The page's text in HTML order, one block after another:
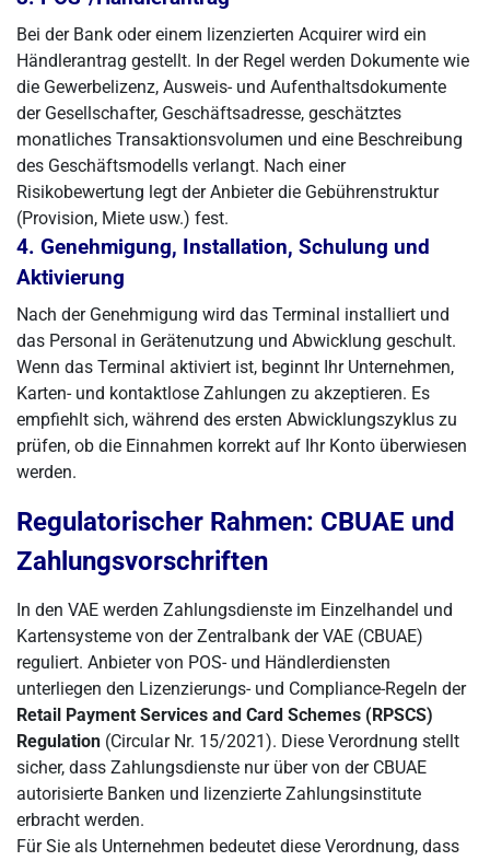
Bei der Bank oder einem lizenzierten Acquirer wird ein
Händlerantrag gestellt. In der Regel werden Dokumente wie
die Gewerbelizenz, Ausweis- und Aufenthaltsdokumente
der Gesellschafter, Geschäftsadresse, geschätztes
monatliches Transaktionsvolumen und eine Beschreibung
des Geschäftsmodells verlangt. Nach einer
Risikobewertung legt der Anbieter die Gebührenstruktur
(Provision, Miete usw.) fest.
4. Genehmigung, Installation, Schulung und
Aktivierung
Nach der Genehmigung wird das Terminal installiert und
das Personal in Gerätenutzung und Abwicklung geschult.
Wenn das Terminal aktiviert ist, beginnt Ihr Unternehmen,
Karten- und kontaktlose Zahlungen zu akzeptieren. Es
empfiehlt sich, während des ersten Abwicklungszyklus zu
prüfen, ob die Einnahmen korrekt auf Ihr Konto überwiesen
werden.
Regulatorischer Rahmen: CBUAE und
Zahlungsvorschriften
In den VAE werden Zahlungsdienste im Einzelhandel und
Kartensysteme von der Zentralbank der VAE (CBUAE)
reguliert. Anbieter von POS- und Händlerdiensten
unterliegen den Lizenzierungs- und Compliance-Regeln der
Retail Payment Services and Card Schemes (RPSCS)
Regulation (Circular Nr. 15/2021). Diese Verordnung stellt
sicher, dass Zahlungsdienste nur über von der CBUAE
autorisierte Banken und lizenzierte Zahlungsinstitute
erbracht werden.
Für Sie als Unternehmen bedeutet diese Verordnung, dass